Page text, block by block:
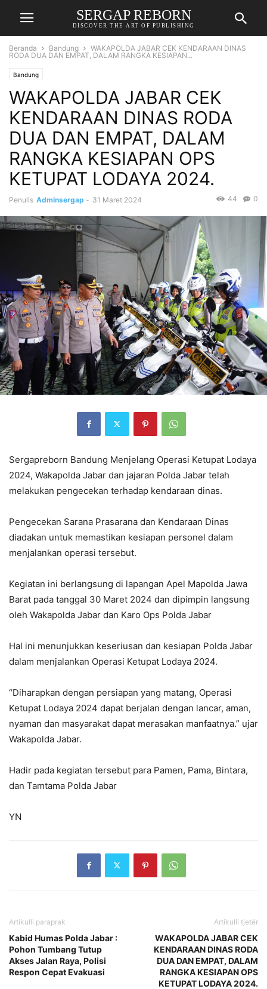
SERGAP REBORN
DISCOVER THE ART OF PUBLISHING
Beranda Bandung
WAKAPOLDA JABAR CEK KENDARAAN DINAS
RODA DUA DAN EMPAT, DALAM RANGKA KESIAPAN...
Bandung
WAKAPOLDA JABAR CEK
KENDARAAN DINAS RODA
DUA DAN EMPAT, DALAM
RANGKA KESIAPAN OPS
KETUPAT LODAYA 2024.
Penulis Adminsergap - 31 Maret 2024 0
44
Sergapreborn Bandung Menjelang Operasi Ketupat Lodaya
2024, Wakapolda Jabar dan jajaran Polda Jabar telah
melakukan pengecekan terhadap kendaraan dinas.
Pengecekan Sarana Prasarana dan Kendaraan Dinas
diadakan untuk memastikan kesiapan personel dalam
menjalankan operasi tersebut.
Kegiatan ini berlangsung di lapangan Apel Mapolda Jawa
Barat pada tanggal 30 Maret 2024 dan dipimpin langsung
oleh Wakapolda Jabar dan Karo Ops Polda Jabar
Hal ini menunjukkan keseriusan dan kesiapan Polda Jabar
dalam menjalankan Operasi Ketupat Lodaya 2024.
“Diharapkan dengan persiapan yang matang, Operasi
Ketupat Lodaya 2024 dapat berjalan dengan lancar, aman,
nyaman dan masyarakat dapat merasakan manfaatnya.” ujar
Wakapolda Jabar.
Hadir pada kegiatan tersebut para Pamen, Pama, Bintara,
dan Tamtama Polda Jabar
YN
Artikulli paraprak
Kabid Humas Polda Jabar :
Pohon Tumbang Tutup
Akses Jalan Raya, Polisi
Respon Cepat Evakuasi
Artikulli tjetër
WAKAPOLDA JABAR CEK
KENDARAAN DINAS RODA
DUA DAN EMPAT, DALAM
RANGKA KESIAPAN OPS
KETUPAT LODAYA 2024.